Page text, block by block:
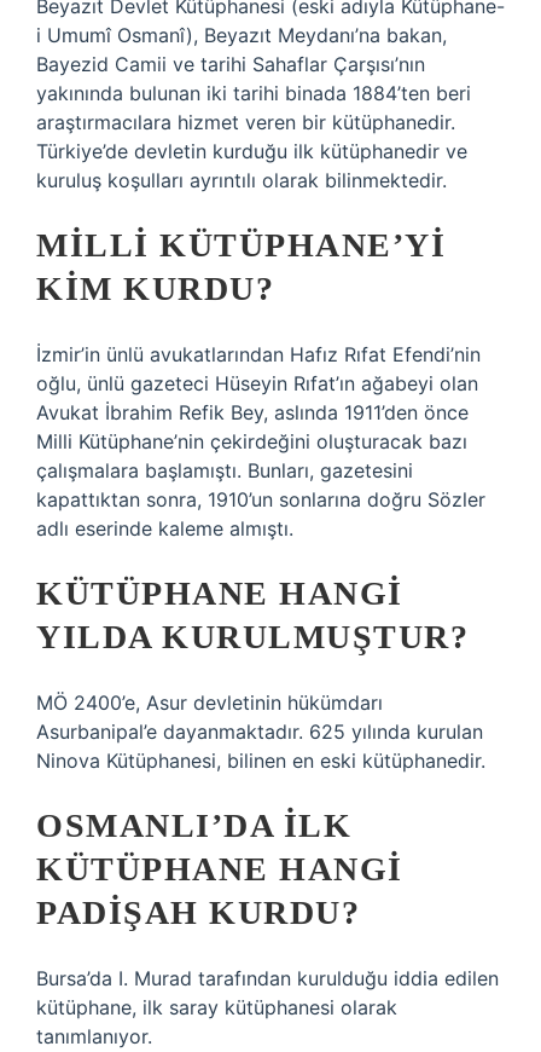
Beyazıt Devlet Kütüphanesi (eski adıyla Kütüphane-
i Umumî Osmanî), Beyazıt Meydanı’na bakan,
Bayezid Camii ve tarihi Sahaflar Çarşısı’nın
yakınında bulunan iki tarihi binada 1884’ten beri
araştırmacılara hizmet veren bir kütüphanedir.
Türkiye’de devletin kurduğu ilk kütüphanedir ve
kuruluş koşulları ayrıntılı olarak bilinmektedir.
MILLI KÜTÜPHANE’YI
KIM KURDU?
İzmir’in ünlü avukatlarından Hafız Rıfat Efendi’nin
oğlu, ünlü gazeteci Hüseyin Rıfat’ın ağabeyi olan
Avukat İbrahim Refik Bey, aslında 1911’den önce
Milli Kütüphane’nin çekirdeğini oluşturacak bazı
çalışmalara başlamıştı. Bunları, gazetesini
kapattıktan sonra, 1910’un sonlarına doğru Sözler
adlı eserinde kaleme almıştı.
KÜTÜPHANE HANGI
YILDA KURULMUŞTUR?
MÖ 2400’e, Asur devletinin hükümdarı
Asurbanipal’e dayanmaktadır. 625 yılında kurulan
Ninova Kütüphanesi, bilinen en eski kütüphanedir.
OSMANLI’DA ILK
KÜTÜPHANE HANGI
PADIŞAH KURDU?
Bursa’da I. Murad tarafından kurulduğu iddia edilen
kütüphane, ilk saray kütüphanesi olarak
tanımlanıyor.